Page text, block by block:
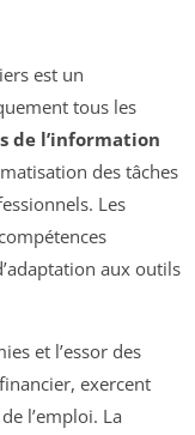
est un
tous les
de l’information
des tâches
Les
aux outils
et l’essor des
exercent
l’emploi. La